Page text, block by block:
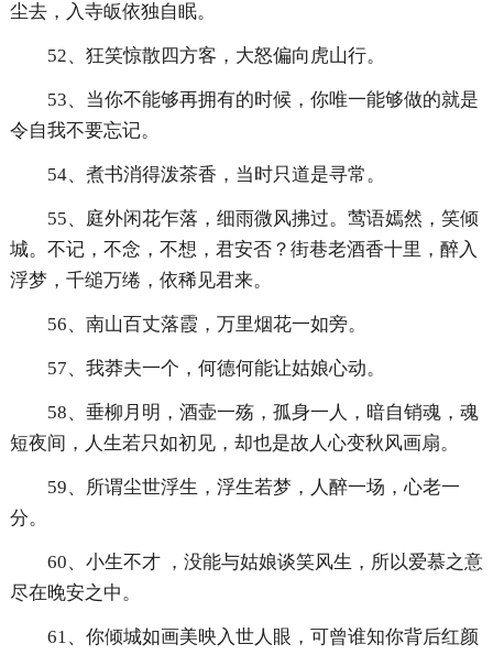
尘去，入寺皈依独自眠。
52、狂笑惊散四方客，大怒偏向虎山行。
53、当你不能够再拥有的时候，你唯一能够做的就是
令自我不要忘记。
54、煮书消得泼茶香，当时只道是寻常。
55、庭外闲花乍落，细雨微风拂过。莺语嫣然，笑倾
城。不记，不念，不想，君安否？街巷老酒香十里，醉入
浮梦，千缒万绻，依稀见君来。
56、南山百丈落霞，万里烟花一如旁。
57、我莽夫一个，何德何能让姑娘心动。
58、垂柳月明，酒壶一殇，孤身一人，暗自销魂，魂
短夜间，人生若只如初见，却也是故人心变秋风画扇。
59、所谓尘世浮生，浮生若梦，人醉一场，心老一
分。
60、小生不才 ，没能与姑娘谈笑风生，所以爱慕之意
尽在晚安之中。
61、你倾城如画美映入世人眼，可曾谁知你背后红颜